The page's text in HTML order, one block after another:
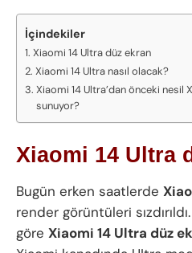
İçindekiler
Xiaomi 14 Ultra düz ekran
Xiaomi 14 Ultra nasıl olacak?
Xiaomi 14 Ultra’dan önceki nesil
sunuyor?
Xiaomi 14 Ultra
Bugün erken saatlerde
render görüntüleri
göre Xiaomi 14 Ultra düz